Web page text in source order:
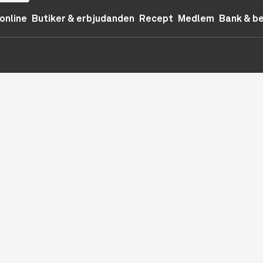
Butiker & erbjudanden Recept Medlem Bank &